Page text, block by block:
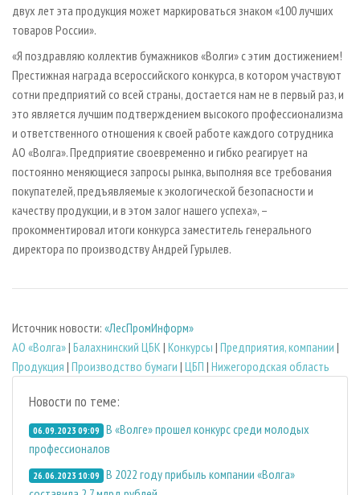
ИНСТРУМЕНТ И МАТЕРИАЛЫ
БИБЛИОТЕКА СПЕЦИАЛИСТА
двух лет эта продукция может маркироваться знаком «100 лучших
товаров России».
«Я поздравляю коллектив бумажников «Волги» с этим достижением!
Престижная награда всероссийского конкурса, в котором участвуют
сотни предприятий со всей страны, достается нам не в первый раз, и
это является лучшим подтверждением высокого профессионализма
и ответственного отношения к своей работе каждого сотрудника
АО «Волга». Предприятие своевременно и гибко реагирует на
постоянно меняющиеся запросы рынка, выполняя все требования
покупателей, предъявляемые к экологической безопасности и
качеству продукции, и в этом залог нашего успеха», –
прокомментировал итоги конкурса заместитель генерального
директора по производству Андрей Гурылев.
Источник новости: «ЛесПромИнформ»
АО «Волга»| Балахнинский ЦБК | Конкурсы | Предприятия, компании |
Продукция | Производство бумаги | ЦБП | Нижегородская область
Новости по теме:
06.09.2023 09:09 В «Волге» прошел конкурс среди молодых
профессионалов
26.06.2023 10:09 В 2022 году прибыль компании «Волга»